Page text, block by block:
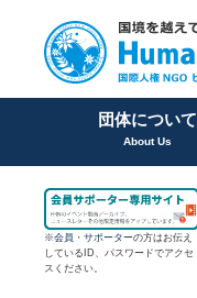
団体について
About Us
※会員 ・ サポーターの方はお伝え
しているID、パスワードでアクセ
スください。